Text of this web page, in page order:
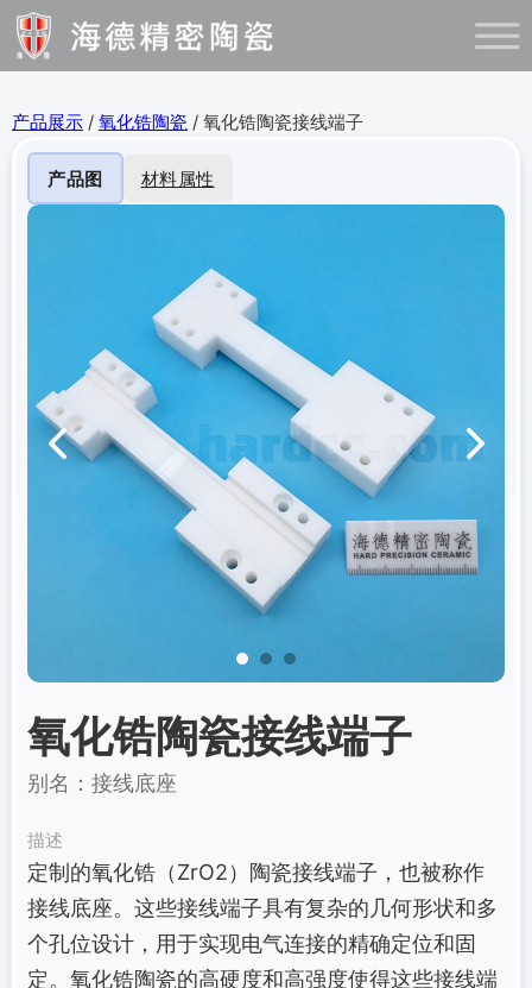
产品展示 / 氧化锆陶瓷 / 氧化锆陶瓷接线端子
产品图 材料属性
氧化锆陶瓷接线端子
别名：接线底座
描述
定制的氧化锆（ZrO2）陶瓷接线端子，也被称作
接线底座。这些接线端子具有复杂的几何形状和多
个孔位设计，用于实现电气连接的精确定位和固
定。氧化锆陶瓷的高硬度和高强度使得这些接线端